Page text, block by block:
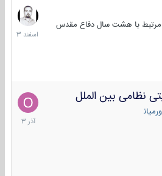
با هشت سال دفاع مقدس
20
اسفند
1403
نظامی بین الملل
21
آذر
1403